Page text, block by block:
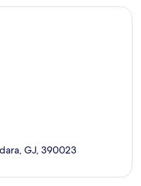
GJ, 390023